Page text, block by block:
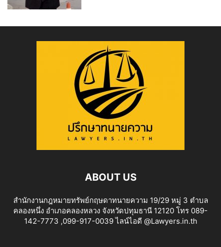
ABOUT US
สำนักงานกฎหมายทรัพย์กฤษดาทนายความ 19/29 หมู่ 3 ตำบล
คลองหนึ่ง อำเภอคลองหลวง จังหวัดปทุมธานี 12120 โทร 089-
142-7773 ,099-917-0039 ไลน์ไอดี @Lawyers.in.th